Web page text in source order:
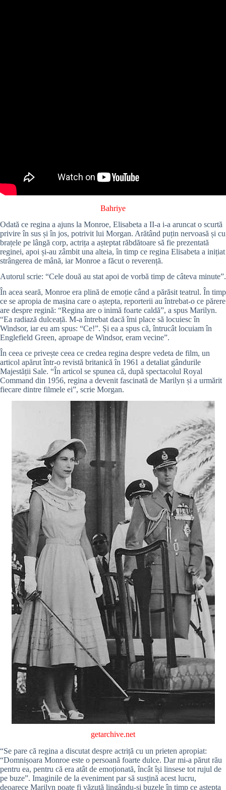
Bahriye
Odată ce regina a ajuns la Monroe, Elisabeta a II-a i-a aruncat o scurtă
privire în sus și în jos, potrivit lui Morgan. Arătând puțin nervoasă și cu
brațele pe lângă corp, actrița a așteptat răbdătoare să fie prezentată
reginei, apoi și-au zâmbit una alteia, în timp ce regina Elisabeta a inițiat
strângerea de mână, iar Monroe a făcut o reverență.
Autorul scrie: “Cele două au stat apoi de vorbă timp de câteva minute”.
În acea seară, Monroe era plină de emoție când a părăsit teatrul. În timp
ce se apropia de mașina care o aștepta, reporterii au întrebat-o ce părere
are despre regină: “Regina are o inimă foarte caldă”, a spus Marilyn.
“Ea radiază dulceață. M-a întrebat dacă îmi place să locuiesc în
Windsor, iar eu am spus: “Ce!”. Și ea a spus că, întrucât locuiam în
Englefield Green, aproape de Windsor, eram vecine”.
În ceea ce privește ceea ce credea regina despre vedeta de film, un
articol apărut într-o revistă britanică în 1961 a detaliat gândurile
Majestății Sale. “În articol se spunea că, după spectacolul Royal
Command din 1956, regina a devenit fascinată de Marilyn și a urmărit
fiecare dintre filmele ei”, scrie Morgan.
getarchive.net
“Se pare că regina a discutat despre actriță cu un prieten apropiat:
“Domnișoara Monroe este o persoană foarte dulce. Dar mi-a părut rău
pentru ea, pentru că era atât de emoționată, încât își linsese tot rujul de
pe buze”. Imaginile de la eveniment par să susțină acest lucru,
deoarece Marilyn poate fi văzută lingându-și buzele în timp ce aștepta